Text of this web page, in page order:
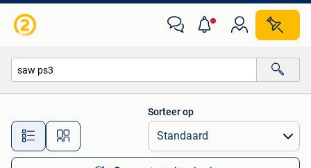
Alle afstanden…
Sorteer op